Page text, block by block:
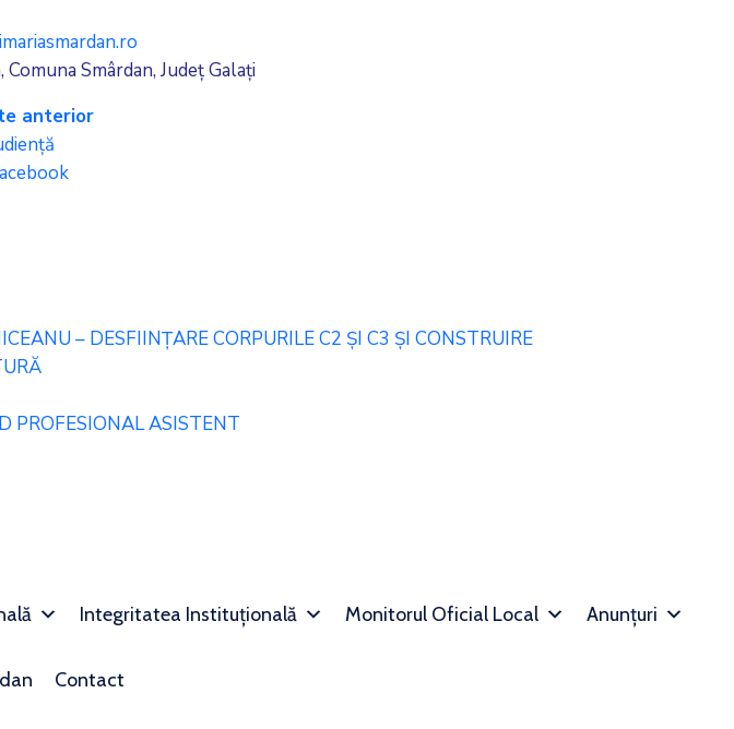
Smârdan, Județ Galați
anterior
– DESFIINȚARE CORPURILE C2 ȘI C3 ȘI CONSTRUIRE
PROFESIONAL ASISTENT
Integritatea Instituțională Monitorul Oficial Local Anunțuri
Contact